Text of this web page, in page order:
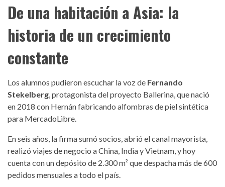
De una habitación a Asia: la
historia de un crecimiento
constante
Los alumnos pudieron escuchar la voz de Fernando
Stekelberg , protagonista delproyecto Ballerina , que nació
en 2018 con Hernán fabricando alfombras de piel sintética
para MercadoLibre.
En seis años, la firma sumó socios, abrió el canal mayorista,
realizó viajes de negocio a China, India y Vietnam, y hoy
cuenta con un depósito de 2.300 m² que despacha más de 600
pedidos mensuales a todo el país.